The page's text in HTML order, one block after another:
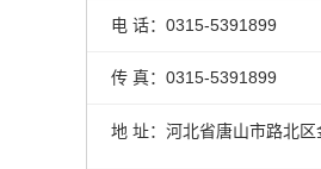
电 话：0315-5391899
传 真：0315-5391899
地 址：河北省唐山市路北区